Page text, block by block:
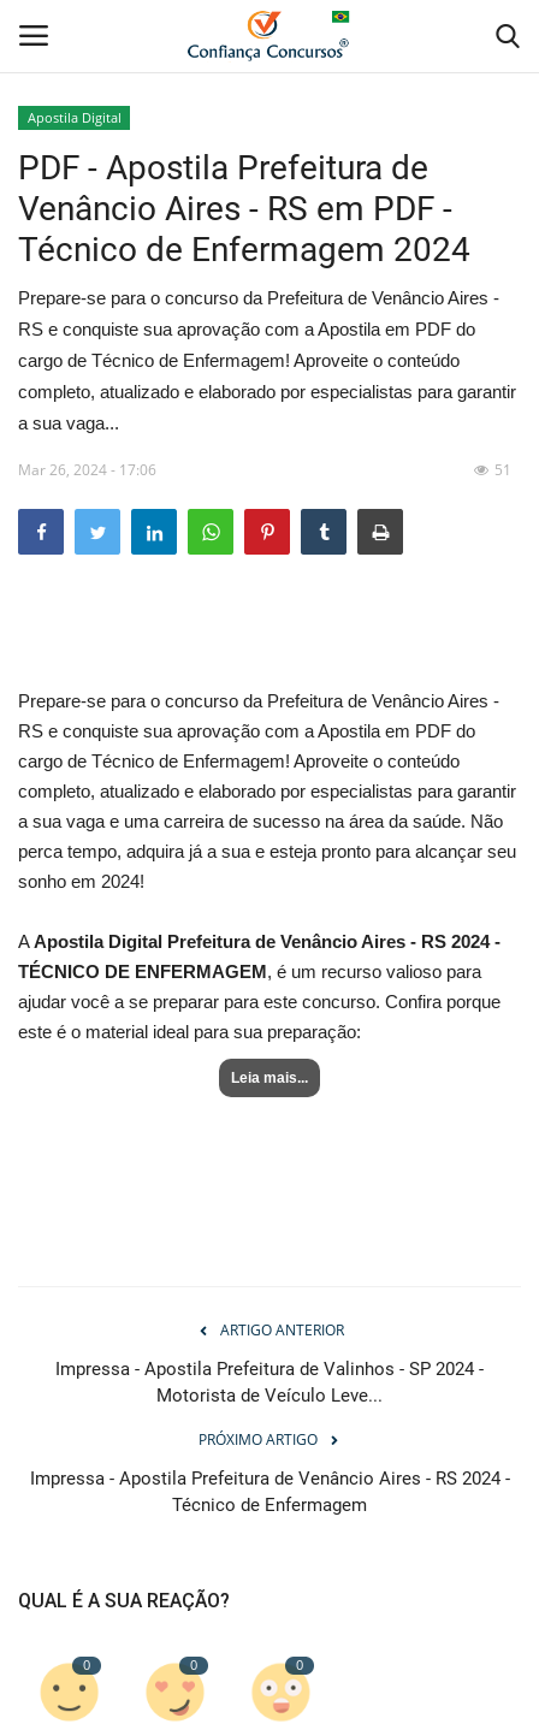
Home
Apostila Digital
Apostila Impressa
Cursos Online
Combo Apostilas
Apostila Digital
PDF - Apostila Prefeitura de
Venâncio Aires - RS em PDF -
Técnico de Enfermagem 2024
Prepare-se para o concurso da Prefeitura de Venâncio Aires -
RS e conquiste sua aprovação com a Apostila em PDF do
cargo de Técnico de Enfermagem! Aproveite o conteúdo
completo, atualizado e elaborado por especialistas para garantir
a sua vaga...
Mar 26, 2024 - 17:06 51
Prepare-se para o concurso da Prefeitura de Venâncio Aires -
RS e conquiste sua aprovação com a Apostila em PDF do
cargo de Técnico de Enfermagem! Aproveite o conteúdo
completo, atualizado e elaborado por especialistas para garantir
a sua vaga e uma carreira de sucesso na área da saúde. Não
perca tempo, adquira já a sua e esteja pronto para alcançar seu
sonho em 2024!
AApostila Digital Prefeitura de Venâncio Aires - RS 2024 -
TÉCNICO DE ENFERMAGEM, é um recurso valioso para
ajudar você a se preparar para este concurso. Confira porque
este é o material ideal para sua preparação:
Leia mais...
ARTIGO ANTERIOR
Impressa - Apostila Prefeitura de Valinhos - SP 2024 -
Motorista de Veículo Leve...
PRÓXIMO ARTIGO
Impressa - Apostila Prefeitura de Venâncio Aires - RS 2024 -
Técnico de Enfermagem
QUAL É A SUA REAÇÃO?
0 0 0